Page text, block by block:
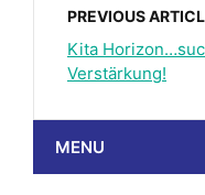
PREVIOUS
Kita
Verstärkung!
MENU